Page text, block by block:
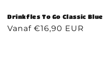
Drinkfles To Go Classic Blue
Normale
Vanaf €16,90 EUR